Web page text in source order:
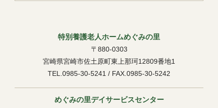
特別養護老人ホームめぐみの里
〒880-0303
宮崎県宮崎市佐土原町東上那珂12809番地1
TEL.0985-30-5241 / FAX.0985-30-5242
めぐみの里デイサービスセンター